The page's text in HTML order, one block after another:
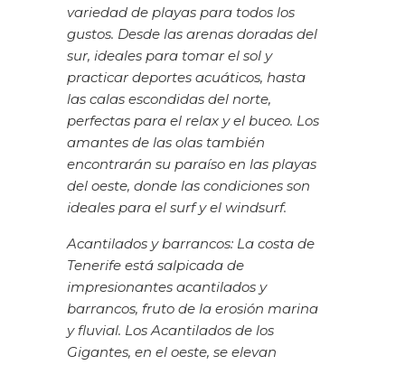
variedad de playas para todos los
gustos. Desde las arenas doradas del
sur, ideales para tomar el sol y
practicar deportes acuáticos, hasta
las calas escondidas del norte,
perfectas para el relax y el buceo. Los
amantes de las olas también
encontrarán su paraíso en las playas
del oeste, donde las condiciones son
ideales para el surf y el windsurf.
Acantilados y barrancos: La costa de
Tenerife está salpicada de
impresionantes acantilados y
barrancos, fruto de la erosión marina
y fluvial. Los Acantilados de los
Gigantes, en el oeste, se elevan